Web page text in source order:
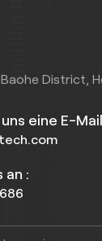
District,
eine E-
an :